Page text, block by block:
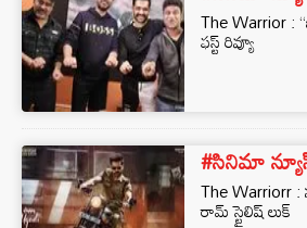
The Warrior :
ఫస్ట్ రివ్యూ
#సినిమా
The Warriorr
రామ్ స్టైలిష్ లుక్